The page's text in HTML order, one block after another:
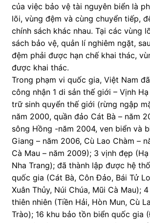
của việc bảo vệ tài nguyên biển là
lõi, vùng đệm và cùng chuyển tiếp,
chính sách khác nhau. Tại các vùng
sách bảo vệ, quản lí nghiêm ngặt,
đệm phải được hạn chế khai thác,
được khai thác.
Trong phạm vi quốc gia, Việt Nam
công nhận 1 di sản thế giới – Vịnh
trữ sinh quyển thế giới (rừng ngập
năm 2000, quần đảo Cát Bà – năm
sông Hồng -năm 2004, ven biển và
Giang – năm 2006, Cù Lao Chàm –
Cà Mau – năm 2009); 3 vịnh đẹp
Nha Trang); đã thành lập được hệ
quốc gia (Cát Bà, Côn Đảo, Bái Tử
Xuân Thủy, Núi Chúa, Mũi Cà Mau);
thiên nhiên (Tiền Hải, Hòn Mun, Cù
Trào); 16 khu bảo tồn biển quốc gia